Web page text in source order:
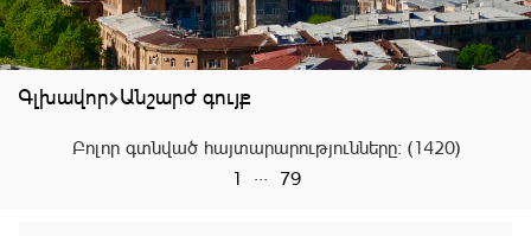
Գլխավոր Անշարժ գույք
Բոլոր գտնված հայտարարությունները: (1420)
1
... 79